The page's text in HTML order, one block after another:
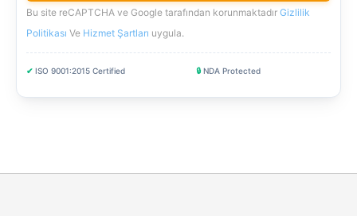
Bu site reCAPTCHA ve Google tarafından korunmaktadır Gizlilik
Politikası Ve Hizmet Şartları uygula.
✔ ISO 9001:2015 Certified 🔒 NDA Protected